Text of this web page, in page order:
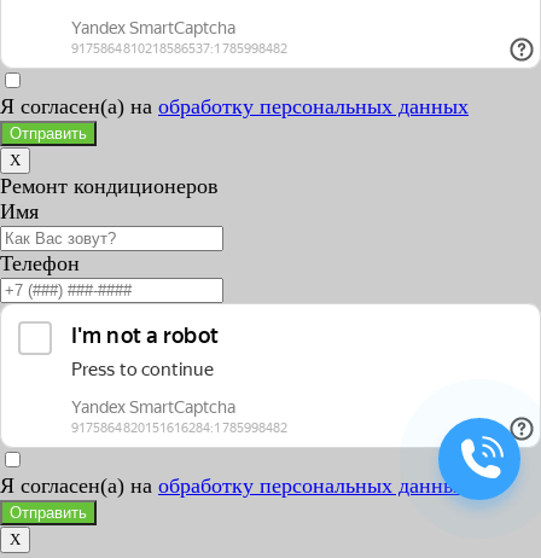
Я согласен(а) на обработку персональных данных
Отправить
X
Ремонт кондиционеров
Имя
Телефон
Я согласен(а) на обработку персональных данных
Отправить
X